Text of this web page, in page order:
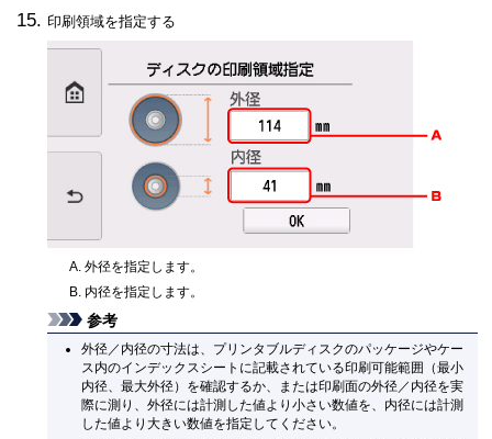
印刷領域を指定する
外径を指定します。
内径を指定します。
参考
外径／内径の寸法は、プリンタブルディスクのパッケージやケー
ス内のインデックスシートに記載されている印刷可能範囲（最小
内径、最大外径）を確認するか、または印刷面の外径／内径を実
際に測り、外径には計測した値より小さい数値を、内径には計測
した値より大きい数値を指定してください。